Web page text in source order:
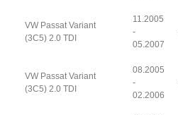
VW Passat Variant
(3C5) 2.0 TDI
11.2005
-
05.2007
VW Passat Variant
(3C5) 2.0 TDI
08.2005
-
02.2006